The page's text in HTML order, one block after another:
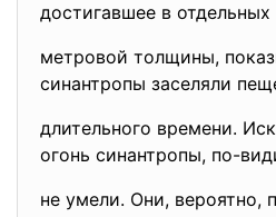
достигавшее в
метровой толщины,
синантропы заселяли
длительного времени.
огонь синантропы, по-
не умели. Они, вероятно,